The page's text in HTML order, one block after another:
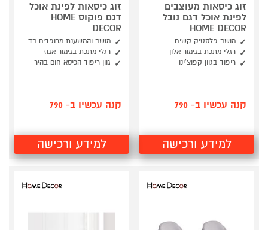
זוג כיסאות מעוצבים
לפינת אוכל דגם נובל
HOME DECOR
מושב פלסטיק קשיח
רגלי מתכת בגימור אלון
ריפוד בגוון קפוצ'ינו
קנה עכשיו ב- 790
למידע ורכישה
זוג כיסאות לפינת אוכל
דגם פוקוס HOME
DECOR
מושב והמשענת מרופדים בד
רגלי מתכת בגימור אגוז
גוון ריפוד הכיסא חום בהיר
קנה עכשיו ב- 790
למידע ורכישה